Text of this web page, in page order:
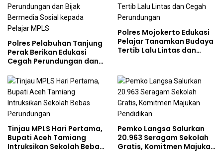
Polres Pelabuhan Tanjung
Perak Berikan Edukasi
Cegah Perundungan dan
kepada Pelajar MPLS
Polres Mojokerto Edukasi
Pelajar Tanamkan Budaya
Tertib Lalu Lintas dan
Tinjau MPLS Hari Pertama,
Bupati Aceh Tamiang
Intruksikan Sekolah Bebas
Pemko Langsa Salurkan
20.963 Seragam Sekolah
Gratis, Komitmen Majukan